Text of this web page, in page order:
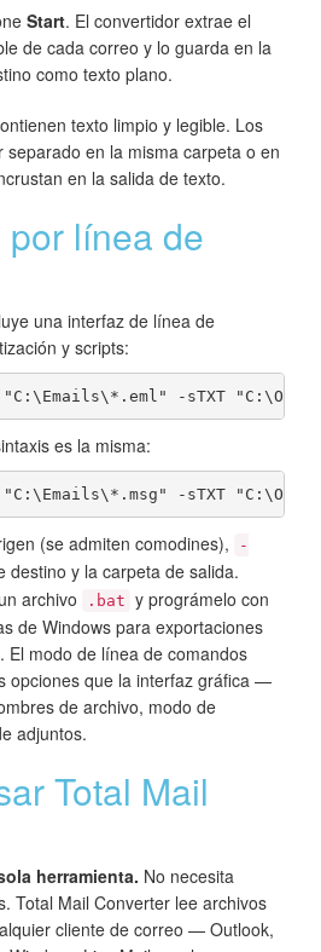
Start. El convertidor extrae el
de cada correo y lo guarda en la
como texto plano.
texto limpio y legible. Los
en la misma carpeta o en
en la salida de texto.
línea de
una interfaz de línea de
y scripts:
"C:\Emails\*.eml" -sTXT
es la misma:
-sTXT
(se admiten comodines),
-
destino y la carpeta de salida.
archivo
.bat y prográmelo con
de Windows para exportaciones
El modo de línea de comandos
opciones que la interfaz gráfica —
de archivo, modo de
adjuntos.
Total Mail
herramienta. No necesita
Total Mail Converter lee archivos
cliente de correo — Outlook,